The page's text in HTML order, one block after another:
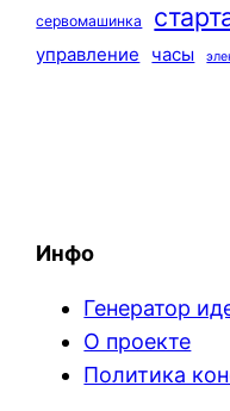
сервомашинка
управление часы
Инфо
Генератор
О проекте
Политика